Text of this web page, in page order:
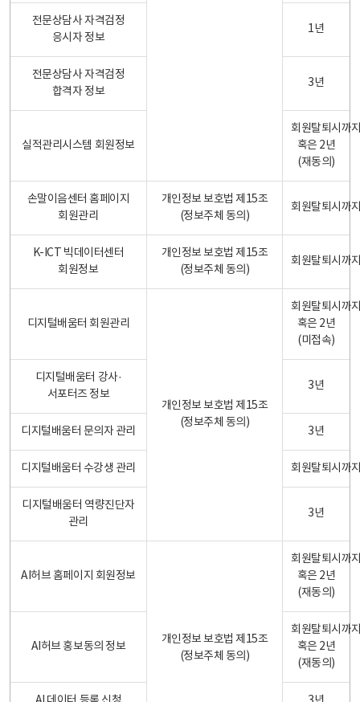
전문상담사 자격검정
응시자 정보
1년
전문상담사 자격검정
합격자 정보
3년
실적관리시스템 회원정보
회원탈퇴시까
혹은 2년
(재동의)
손말이음센터 홈페이지
회원관리
개인정보 보호법 제15조
(정보주체 동의)
회원탈퇴시까
K-ICT 빅데이터센터
회원정보
개인정보 보호법 제15조
(정보주체 동의)
회원탈퇴시까
디지털배움터 회원관리
개인정보 보호법 제15조
(정보주체 동의)
회원탈퇴시까
혹은 2년
(미접속)
디지털배움터 강사·
서포터즈 정보
3년
디지털배움터 문의자 관리 3년
디지털배움터 수강생 관리 회원탈퇴시까
디지털배움터 역량진단자
관리
3년
AI허브 홈페이지 회원정보
개인정보 보호법 제15조
(정보주체 동의)
회원탈퇴시까
혹은 2년
(재동의)
AI허브 홍보동의 정보
회원탈퇴시까
혹은 2년
(재동의)